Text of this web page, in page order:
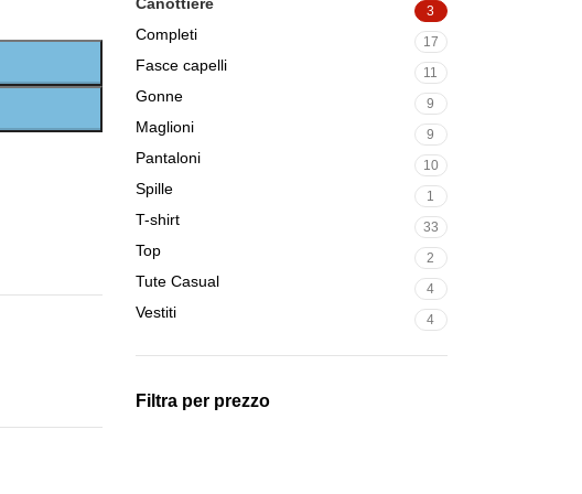
3
Completi 17
Fasce capelli 11
Gonne 9
Maglioni 9
Pantaloni 10
Spille 1
T-shirt 33
Top 2
Tute Casual 4
Vestiti 4
Filtra per prezzo